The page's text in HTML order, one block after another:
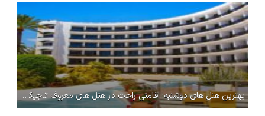
بهترین هتل‌ های دوشنبه: اقامتی راحت در هتل های معروف تاجیکستان